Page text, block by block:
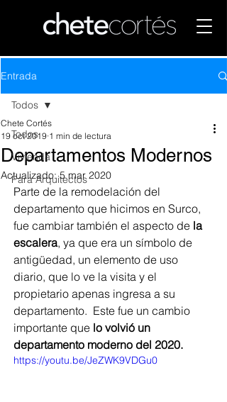
Entrada
Todos
Vivienda
Para Arquitectos
Todos
Departamentos Modernos
Chete Cortés
19 oct 2019 1 min de lectura
Actualizado:5 mar 2020
Parte de la remodelación del
departamento que hicimos en Surco,
fue cambiar también el aspecto de la
escalera, ya que era un símbolo de
antigüedad, un elemento de uso
diario, que lo ve la visita y el
propietario apenas ingresa a su
departamento.  Este fue un cambio
importante que lo volvió un
departamento moderno del 2020.
https://youtu.be/JeZWK9VDGu0